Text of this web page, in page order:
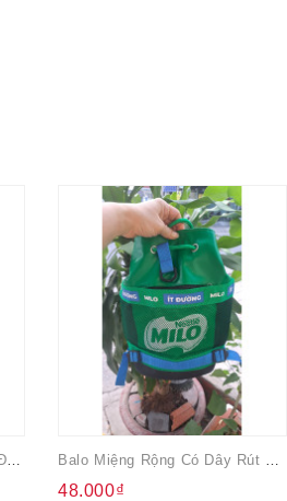
48.000₫